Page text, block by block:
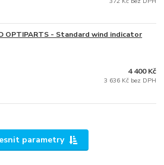
OPTIPARTS - Standard wind indicator
4 400 Kč
3 636 Kč bez DPH
parametry